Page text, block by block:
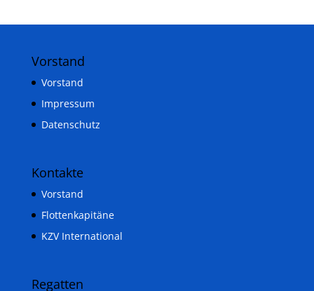
Vorstand
Vorstand
Impressum
Datenschutz
Kontakte
Vorstand
Flottenkapitäne
KZV International
Regatten